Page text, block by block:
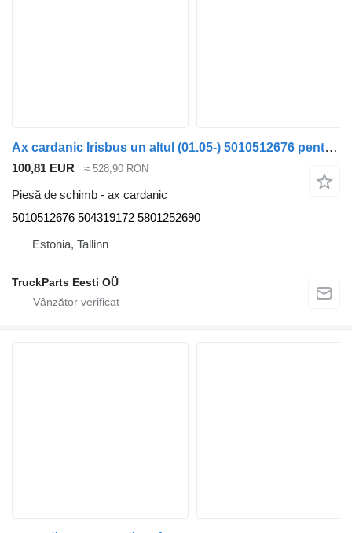
Ax cardanic Irisbus un altul (01.05-) 5010512676 pentru autobuz Irisbus Access, Evadys, Axer, Karosa, Recreo, Domino, Agora, Citelis, Eurorider (1999-)
100,81 EUR ≈ 528,90 RON
Piesă de schimb - ax cardanic
5010512676 504319172 5801252690
Estonia, Tallinn
TruckParts Eesti OÜ